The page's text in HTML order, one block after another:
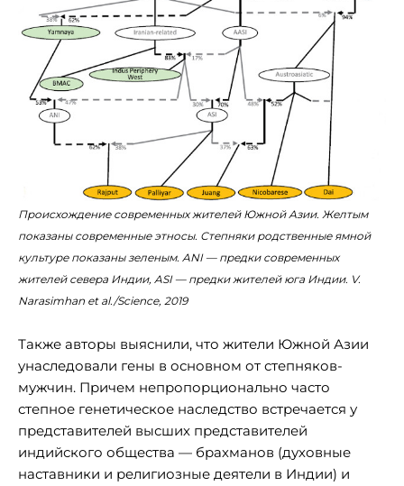
Происхождение современных жителей Южной Азии. Желтым
показаны современные этносы. Степняки родственные ямной
культуре показаны зеленым. ANI — предки современных
жителей севера Индии, ASI — предки жителей юга Индии. V.
Narasimhan et al./Science, 2019
Также авторы выяснили, что жители Южной Азии
унаследовали гены в основном от степняков-
мужчин. Причем непропорционально часто
степное генетическое наследство встречается у
представителей высших представителей
индийского общества — брахманов (духовные
наставники и религиозные деятели в Индии) и